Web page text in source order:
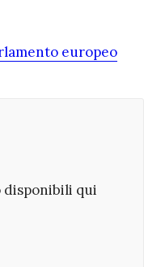
europeo
disponibili qui